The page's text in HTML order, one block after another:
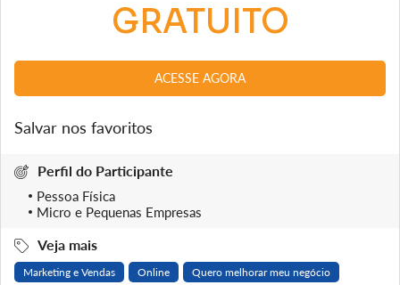
GRATUITO
ACESSE AGORA
Salvar nos favoritos
Perfil do Participante
Pessoa Física
Micro e Pequenas Empresas
Veja mais
Marketing e Vendas Online
Quero melhorar meu negócio